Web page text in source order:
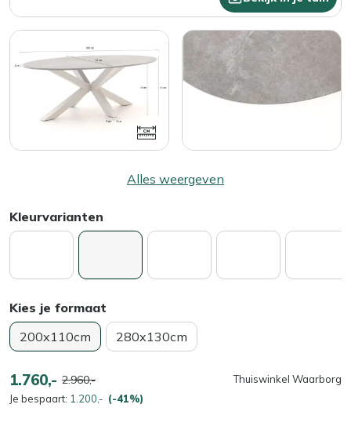
Alles weergeven
Kleurvarianten
Kies je formaat
200x110cm
280x130cm
1.760,- 2.960,-
Je bespaart: 1.200,- (-41%)
Thuiswinkel Waarborg